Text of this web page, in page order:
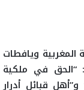
ويافطات
“الحق في ملكية
قبائل أدرار